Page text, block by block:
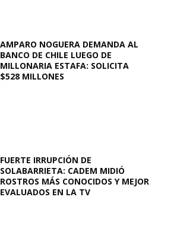
AMPARO NOGUERA DEMANDA AL
BANCO DE CHILE LUEGO DE
MILLONARIA ESTAFA: SOLICITA
$528 MILLONES
FUERTE IRRUPCIÓN DE
SOLABARRIETA: CADEM MIDIÓ
ROSTROS MÁS CONOCIDOS Y MEJOR
EVALUADOS EN LA TV